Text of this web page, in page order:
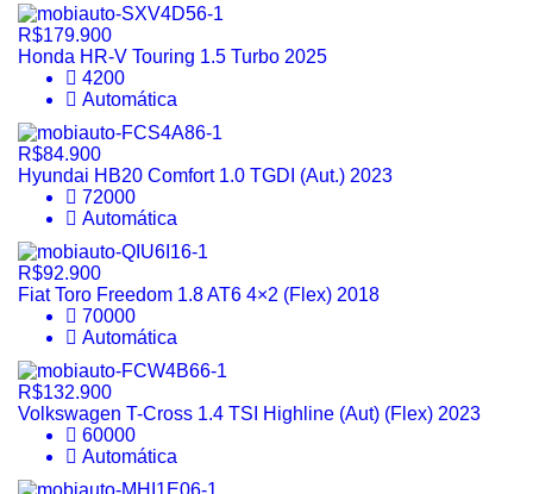
R$179.900
Honda HR-V Touring 1.5 Turbo 2025
4200
Automática
R$84.900
Hyundai HB20 Comfort 1.0 TGDI (Aut.) 2023
72000
Automática
R$92.900
Fiat Toro Freedom 1.8 AT6 4×2 (Flex) 2018
70000
Automática
R$132.900
Volkswagen T-Cross 1.4 TSI Highline (Aut) (Flex) 2023
60000
Automática